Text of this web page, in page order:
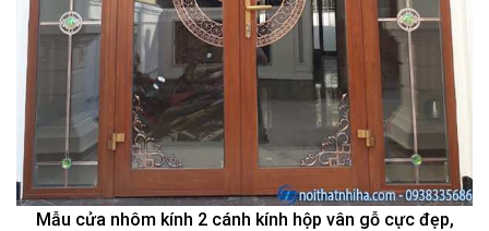
Mẫu cửa nhôm kính 2 cánh kính hộp vân gỗ cực đẹp,